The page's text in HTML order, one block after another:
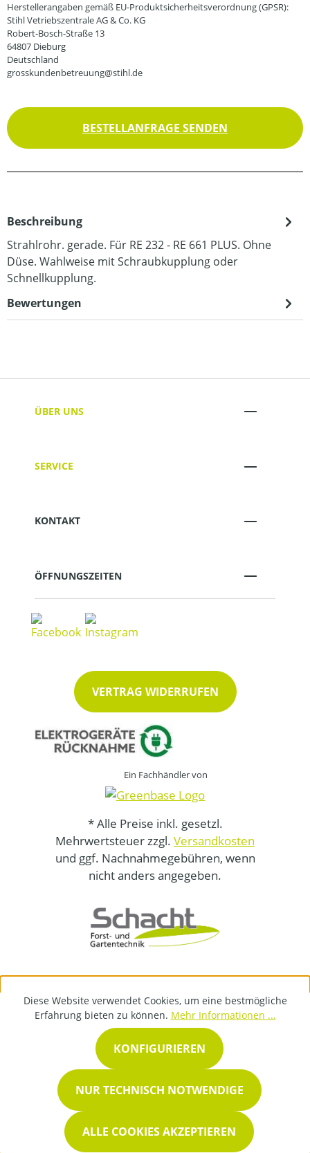
Herstellerangaben gemäß EU-Produktsicherheitsverordnung (GPSR):
Stihl Vetriebszentrale AG & Co. KG
Robert-Bosch-Straße 13
64807 Dieburg
Deutschland
grosskundenbetreuung@stihl.de
BESTELLANFRAGE SENDEN
Beschreibung
Strahlrohr. gerade. Für RE 232 - RE 661 PLUS. Ohne
Düse. Wahlweise mit Schraubkupplung oder
Schnellkupplung.
Bewertungen
ÜBER UNS
SERVICE
KONTAKT
ÖFFNUNGSZEITEN
VERTRAG WIDERRUFEN
Ein Fachhändler von
* Alle Preise inkl. gesetzl.
Mehrwertsteuer zzgl. Versandkosten
und ggf. Nachnahmegebühren, wenn
nicht anders angegeben.
Diese Website verwendet Cookies, um eine bestmögliche
Erfahrung bieten zu können. Mehr Informationen ...
NUR TECHNISCH NOTWENDIGE
KONFIGURIEREN
ALLE COOKIES AKZEPTIEREN